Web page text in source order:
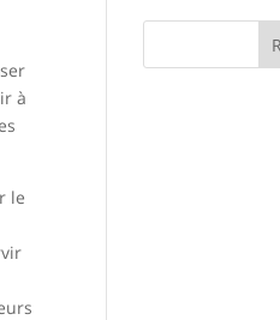
à
le